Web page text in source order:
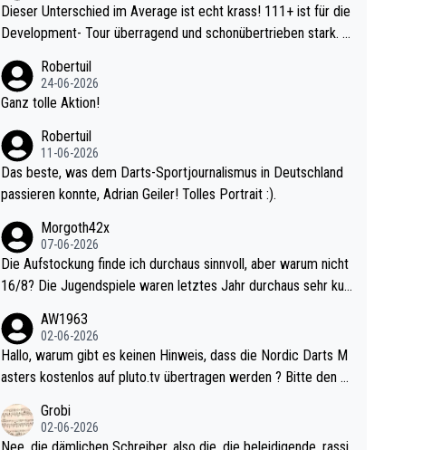
Dieser Unterschied im Average ist echt krass! 111+ ist für die
Development- Tour überragend und schonübertrieben stark. U
e mal 40+ erst recht. Da gewinnst keinen Blumentopf - ist ja n
och krasser wie ein Pokalspiel eines Kreisligisten vs einem Bu
Robertuil
24-06-2026
Ganz tolle Aktion!
Robertuil
11-06-2026
Das beste, was dem Darts-Sportjournalismus in Deutschland
passieren konnte, Adrian Geiler! Tolles Portrait :).
Morgoth42x
07-06-2026
Die Aufstockung finde ich durchaus sinnvoll, aber warum nicht
16/8? Die Jugendspiele waren letztes Jahr durchaus sehr kur
l. Allerdings ist Mitchell Lawrie als Nummer 1 der Welt eh quali
fiziert. Somit ändert die automatische Qualifikation des Weltm
eisters erstmal nichts. Ich denke sie wollen damit für nächste
d wohl wenig WDF Turniere spielen. Dies war bei Archie Self l
etztes Jahr der Fall. Er musste als amtierender Weltmeister d
AW1963
02-06-2026
Hallo, warum gibt es keinen Hinweis, dass die Nordic Darts M
asters kostenlos auf pluto.tv übertragen werden ? Bitte den A
Grobi
02-06-2026